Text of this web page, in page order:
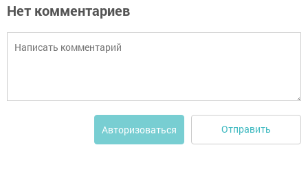
Нет комментариев
Авторизоваться Отправить